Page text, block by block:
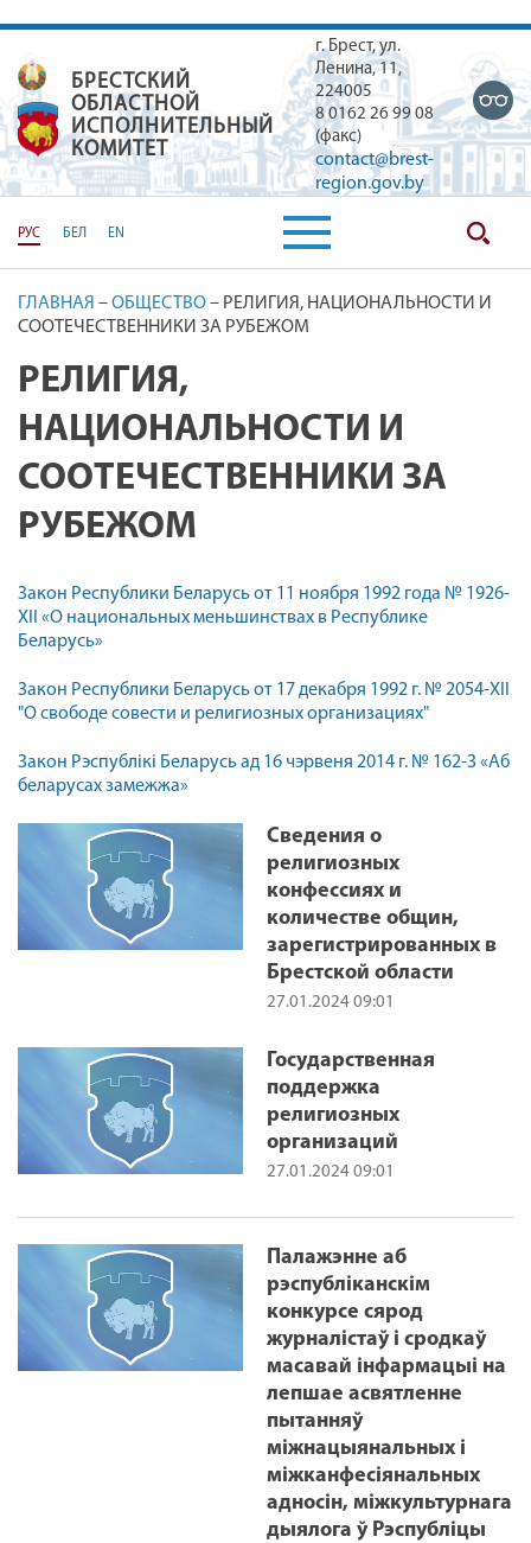
БРЕСТСКИЙ ОБЛАСТНОЙ
БРЕСТСКИЙ
ОБЛАСТНОЙ
ИСПОЛНИТЕЛЬНЫЙ
КОМИТЕТ
г. Брест, ул.
Ленина, 11,
224005
8 0162 26 99 08
(факс)
contact@brest-
region.gov.by
РУС БЕЛ EN
ГЛАВНАЯ –ОБЩЕСТВО– РЕЛИГИЯ, НАЦИОНАЛЬНОСТИ И
СООТЕЧЕСТВЕННИКИ ЗА РУБЕЖОМ
РЕЛИГИЯ,
НАЦИОНАЛЬНОСТИ И
СООТЕЧЕСТВЕННИКИ ЗА
РУБЕЖОМ
Закон Республики Беларусь от 11 ноября 1992 года № 1926-
XII «О национальных меньшинствах в Республике
Беларусь»
Закон Республики Беларусь от 17 декабря 1992 г. № 2054-XІІ
"О свободе совести и религиозных организациях"
Закон Рэспублікі Беларусь ад 16 чэрвеня 2014 г. № 162-З «Аб
беларусах замежжа»
Сведения о
религиозных
конфессиях и
количестве общин,
зарегистрированных в
Брестской области
27.01.2024 09:01
Государственная
поддержка
религиозных
организаций
27.01.2024 09:01
Палажэнне аб
рэспубліканскім
конкурсе сярод
журналістаў і сродкаў
масавай інфармацыі на
лепшае асвятленне
пытанняў
міжнацыянальных і
міжканфесіянальных
адносін, міжкультурнага
дыялога ў Рэспубліцы